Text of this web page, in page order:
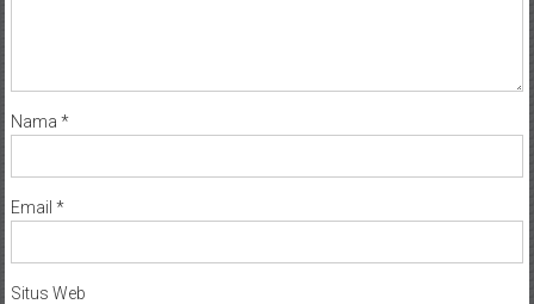
Nama *
Email *
Situs Web